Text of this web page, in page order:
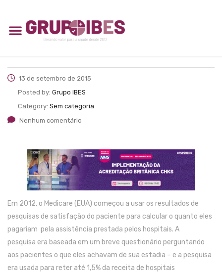
13 de setembro de 2015
Posted by: Grupo IBES
Category: Sem categoria
Nenhum comentário
Em 2012, o Medicare (EUA) começou a usar os resultados de
pesquisas de satisfação do paciente para calcular o quanto eles
pagariam pela assistência prestada pelos hospitais. A
pesquisa era baseada em um breve questionário perguntando
aos pacientes o que eles achavam de sua estadia – e a pesquisa
era usada para reter até 1,5% da receita de hospitais